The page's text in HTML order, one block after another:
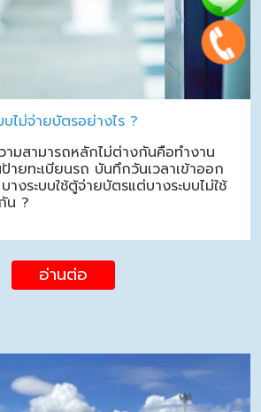
ไม่จ่ายบัตรอย่างไร ?
ามสามารถหลักไม่ต่างกันคือทำงาน
ยทะเบียนรถ บันทึกวันเวลาเข้าออก
งระบบใช้ตู้จ่ายบัตรแต่บางระบบไม่ใช้
น ?
อ่านต่อ